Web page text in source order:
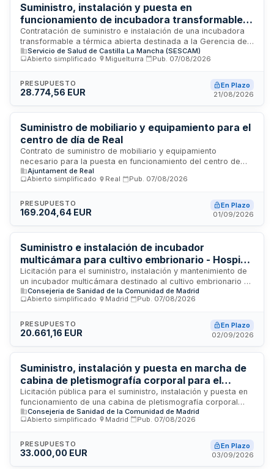
Suministro, instalación y puesta en
funcionamiento de incubadora transformable a
térmica abierta para la Gerencia de Atención
Integrada de Ciudad Real
Contratación de suministro e instalación de una incubadora
transformable a térmica abierta destinada a la Gerencia de
Atención Integrada de Ciudad Real. El contrato incluye
distribución, montaje, instalación y puesta en marcha del
medios materiales necesarios por parte del adjudicatario. El
equipamiento debe cumplir la normativa de productos
Servicio de Salud de Castilla La Mancha (SESCAM)
Abierto simplificado
Miguelturra Pub. 07/08/2026
PRESUPUESTO
28.774,56 EUR
En Plazo
21/08/2026
Suministro de mobiliario y equipamiento para el
centro de día de Real
Contrato de suministro de mobiliario y equipamiento
necesario para la puesta en funcionamiento del centro de
día ubicado en Real, Valencia. El suministro incluye
fabricación, transporte, entrega e instalación de mobiliario,
equipamiento de imagen y sonido, y menaje. El proyecto está
subvencionado por la Generalitat Valenciana a través de la
Ajuntament de Real
Abierto simplificado
Real Pub. 07/08/2026
PRESUPUESTO
169.204,64 EUR
En Plazo
01/09/2026
Suministro e instalación de incubador
multicámara para cultivo embrionario - Hospital
Universitario Príncipe de Asturias
Licitación para el suministro, instalación y mantenimiento de
un incubador multicámara destinado al cultivo embrionario en
el Servicio de Ginecología del Hospital Universitario Príncipe
de Asturias. El equipo debe contar con al menos seis puestos
integrado, alarmas de temperatura y gases, certificación
MDR, y peso inferior a ochenta kilogramos. La empresa
formación del personal, pruebas de aceptación, suministro
de componentes y mantenimiento durante el período de
garantía.
Consejería de Sanidad de la Comunidad de Madrid
Abierto simplificado
Madrid Pub. 07/08/2026
PRESUPUESTO
20.661,16 EUR
En Plazo
02/09/2026
Suministro, instalación y puesta en marcha de
cabina de pletismografía corporal para el
Servicio de Neumología del Hospital
Universitario del Henares
Licitación pública para el suministro, instalación y puesta en
funcionamiento de una cabina de pletismografía corporal
destinada al Servicio de Neumología del Hospital
Universitario del Henares. El contrato incluye la entrega del
puesta en marcha y un período de garantía de doce meses
desde la puesta en funcionamiento. La empresa
Consejería de Sanidad de la Comunidad de Madrid
Abierto simplificado
Madrid Pub. 07/08/2026
PRESUPUESTO
33.000,00 EUR
En Plazo
03/09/2026